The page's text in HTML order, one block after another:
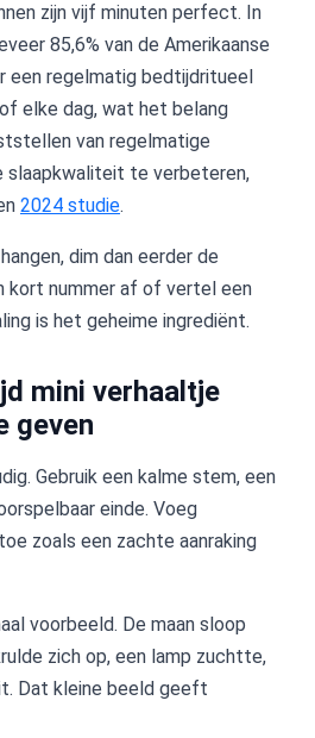
zijn vijf minuten perfect. In
85,6% van de Amerikaanse
een regelmatig bedtijdritueel
elke dag, wat het belang
van regelmatige
slaapkwaliteit te verbeteren,
2024 studie.
dim dan eerder de
kort nummer af of vertel een
is het geheime ingrediënt.
mini verhaaltje
geven
Gebruik een kalme stem, een
einde. Voeg
zoals een zachte aanraking
voorbeeld. De maan sloop
zich op, een lamp zuchtte,
Dat kleine beeld geeft